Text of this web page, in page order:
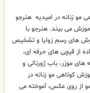
مو زنانه در امیدیه هنرجو
می بیند. هنرجو با
روش های رسم زوایا و تشخیص
از قیچی های حرفه ای،
های موزر، باب ژورنالی و
کوتاهی مو زنانه در
مو از روی عکس، آموخته می